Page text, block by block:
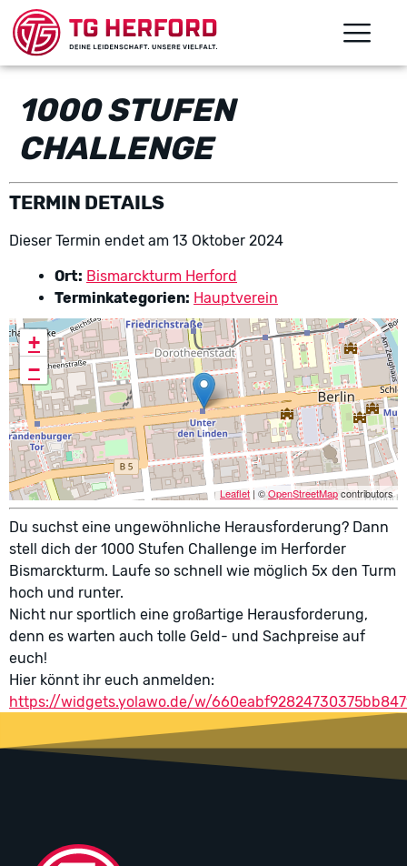
1000 STUFEN
CHALLENGE
TERMIN DETAILS
Dieser Termin endet am 13 Oktober 2024
Ort: Bismarckturm Herford
Terminkategorien: Hauptverein
+
−
Leaflet | ©OpenStreetMapcontributors
Du suchst eine ungewöhnliche Herausforderung? Dann
stell dich der 1000 Stufen Challenge im Herforder
Bismarckturm. Laufe so schnell wie möglich 5x den Turm
hoch und runter.
Nicht nur sportlich eine großartige Herausforderung,
denn es warten auch tolle Geld- und Sachpreise auf
euch!
Hier könnt ihr euch anmelden:
https://widgets.yolawo.de/w/